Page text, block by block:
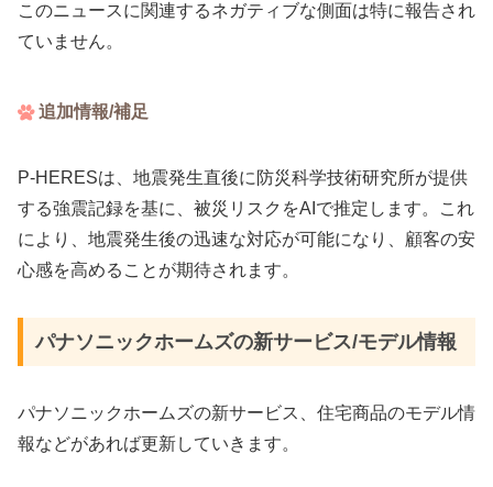
このニュースに関連するネガティブな側面は特に報告され
ていません。
追加情報/補足
P-HERESは、地震発生直後に防災科学技術研究所が提供
する強震記録を基に、被災リスクをAIで推定します。これ
により、地震発生後の迅速な対応が可能になり、顧客の安
心感を高めることが期待されます。
パナソニックホームズ​​の新サービス/モデル情報
パナソニックホームズ​​の新サービス、住宅商品のモデル情
報などがあれば更新していきます。